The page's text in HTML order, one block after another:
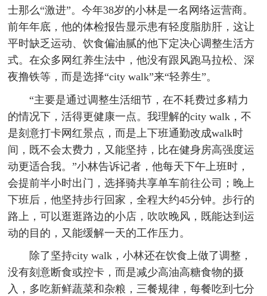
士那么“激进”。今年38岁的小林是一名网络运营商。
前年年底，他的体检报告显示患有轻度脂肪肝，这让
平时缺乏运动、饮食偏油腻的他下定决心调整生活方
式。在众多网红养生法中，他没有跟风跑马拉松、深
夜撸铁等，而是选择“city walk”来“轻养生”。
“主要是通过调整生活细节，在不耗费过多精力
的情况下，活得更健康一点。我理解的city walk，不
是刻意打卡网红景点，而是上下班通勤改成walk时
间，既不会太费力，又能坚持，比在健身房高强度运
动更适合我。”小林告诉记者，他每天下午上班时，
会提前半小时出门，选择骑共享单车前往公司；晚上
下班后，他坚持步行回家，全程大约45分钟。步行的
路上，可以逛逛路边的小店，吹吹晚风，既能达到运
动的目的，又能缓解一天的工作压力。
除了坚持city walk，小林还在饮食上做了调整，
没有刻意断食或控卡，而是减少高油高糖食物的摄
入，多吃新鲜蔬菜和杂粮，三餐规律，每餐吃到七分